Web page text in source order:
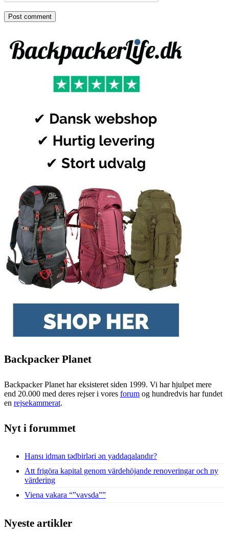
Backpacker Planet
Backpacker Planet har eksisteret siden 1999. Vi har hjulpet mere
end 20.000 med deres rejser i vores forum og hundredvis har fundet
en rejsekammerat.
Nyt i forummet
Hansı idman tədbirləri ən yaddaqalandır?
Att frigöra kapital genom värdehöjande renoveringar och ny
värdering
Viena vakara “”vavsda””
Nyeste artikler